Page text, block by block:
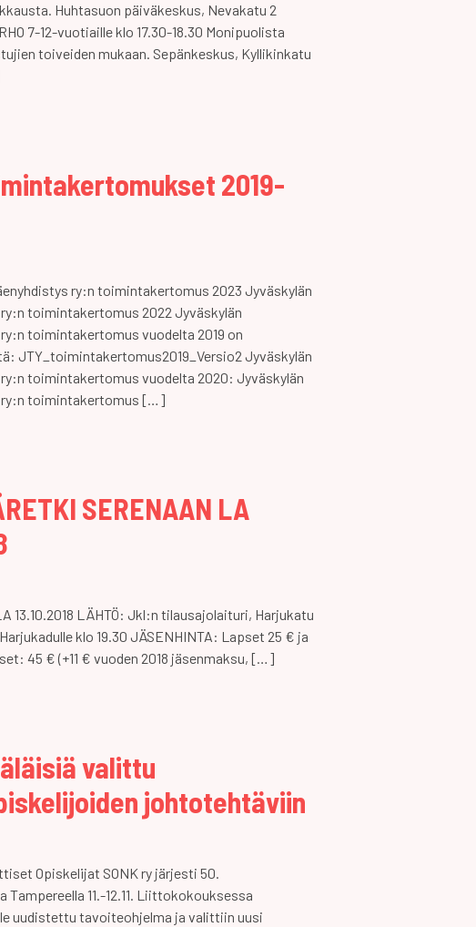
Huhtasuon päiväkeskus, Nevakatu 2
7-12-vuotiaille klo 17.30-18.30 Monipuolista
toiveiden mukaan. Sepänkeskus, Kyllikinkatu
2019-
ry:n toimintakertomus 2023 Jyväskylän
toimintakertomus 2022 Jyväskylän
toimintakertomus vuodelta 2019 on
JTY_toimintakertomus2019_Versio2 Jyväskylän
toimintakertomus vuodelta 2020: Jyväskylän
ry:n toimintakertomus […]
SERENAAN LA
13.10.2018 LÄHTÖ: Jkl:n tilausajolaituri, Harjukatu
klo 19.30 JÄSENHINTA: Lapset 25 € ja
45 € (+11 € vuoden 2018 jäsenmaksu, […]
valittu
johtotehtäviin
Opiskelijat SONK ry järjesti 50.
11.-12.11. Liittokokouksessa
uudistettu tavoiteohjelma ja valittiin uusi